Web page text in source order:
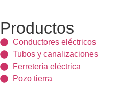
Productos
Conductores eléctricos
Tubos y canalizaciones
Ferretería eléctrica
Pozo tierra